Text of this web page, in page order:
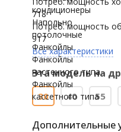
кондиционеры
Напольно
потолочные
Фанкойлы
Фанкойлы
настенного типа
Фанкойлы
кассетного типа
718
Потреб. мощность
917
Все характеристики
Эта модель на
30 40 55
Дополнительные